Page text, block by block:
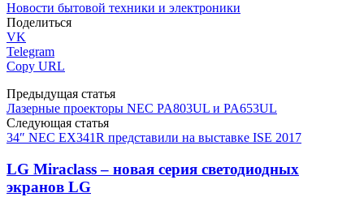
Новости бытовой техники и электроники
Поделиться
VK
Telegram
Copy URL
Предыдущая статья
Лазерные проекторы NEC PA803UL и PA653UL
Следующая статья
34″ NEC EX341R представили на выставке ISE 2017
LG Miraclass – новая серия светодиодных
экранов LG